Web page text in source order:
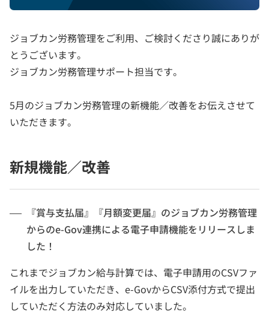
ジョブカン労務管理をご利用、ご検討くださり誠にありが
とうございます。
ジョブカン労務管理サポート担当です。
5月のジョブカン労務管理の新機能／改善をお伝えさせて
いただきます。
新規機能／改善
『賞与支払届』『月額変更届』のジョブカン労務管理
からのe-Gov連携による電子申請機能をリリースしま
した！
これまでジョブカン給与計算では、電子申請用のCSVファ
イルを出力していただき、e-GovからCSV添付方式で提出
していただく方法のみ対応していました。